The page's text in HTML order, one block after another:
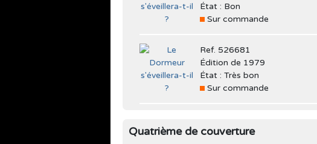
État : Bon
Sur commande
Ref. 526681
Édition de 1979
État : Très bon
Sur commande
Quatrième de couverture